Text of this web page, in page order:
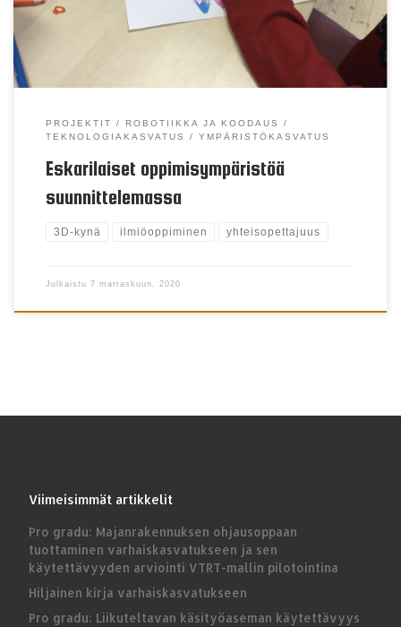
suunnittelemalla seuraaville eskareille tai
pienemmille päiväkotilaisille heidän mielestään siihen
PROJEKTIT
ROBOTIIKKA JA KOODAUS
TEKNOLOGIAKASVATUS
YMPÄRISTÖKASVATUS
Eskarilaiset oppimisympäristöä
suunnittelemassa
3D-kynä ilmiöoppiminen yhteisopettajuus
Julkaistu 7 marraskuun, 2020
Viimeisimmät artikkelit
Pro gradu: Majanrakennuksen ohjausoppaan
tuottaminen varhaiskasvatukseen ja sen
käytettävyyden arviointi VTRT-mallin pilotointina
Hiljainen kirja varhaiskasvatukseen
Pro gradu: Liikuteltavan käsityöaseman käytettävyys